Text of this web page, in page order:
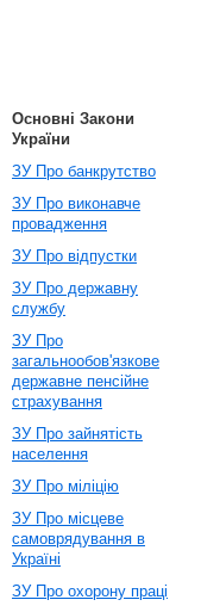
Основні Закони
України
ЗУ Про банкрутство
ЗУ Про виконавче
провадження
ЗУ Про відпустки
ЗУ Про державну
службу
ЗУ Про
загальнообов'язкове
державне пенсійне
страхування
ЗУ Про зайнятість
населення
ЗУ Про міліцію
ЗУ Про місцеве
самоврядування в
Україні
ЗУ Про охорону праці